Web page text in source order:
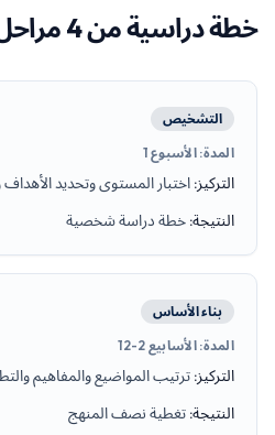
خطة دراسية من 4 مراحل
التشخيص
المدة:الأسبوع 1
التركيز: اختبار المستوى وتحديد
النتيجة: خطة دراسة شخصية
بناء الأساس
المدة:الأسابيع 2-12
التركيز: ترتيب المواضيع والمفاهيم
النتيجة: تغطية نصف المنهج